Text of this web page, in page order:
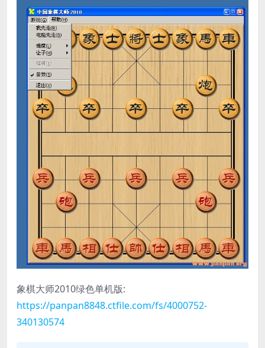
象棋大师2010绿色单机版:
https://panpan8848.ctfile.com/fs/4000752-
340130574